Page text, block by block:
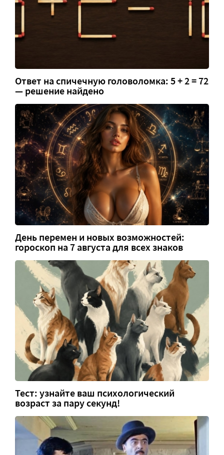
Ответ на спичечную головоломка: 5 + 2 = 72
— решение найдено
День перемен и новых возможностей:
гороскоп на 7 августа для всех знаков
Тест: узнайте ваш психологический
возраст за пару секунд!